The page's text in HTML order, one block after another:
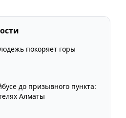
покоряет горы
до призывного пункта:
Алматы